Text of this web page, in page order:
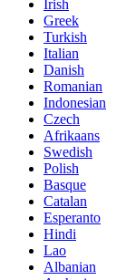
Irish
Greek
Turkish
Italian
Danish
Romanian
Indonesian
Czech
Afrikaans
Swedish
Polish
Basque
Catalan
Esperanto
Hindi
Lao
Albanian